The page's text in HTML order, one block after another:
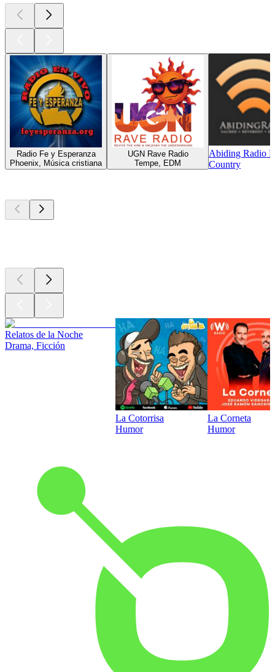
Radio Fe y Esperanza
Phoenix, Música cristiana
UGN Rave Radio
Tempe, EDM
Abiding Radio
Country
Relatos de la Noche
Drama, Ficción
La Cotorrisa
Humor
La Corneta
Humor